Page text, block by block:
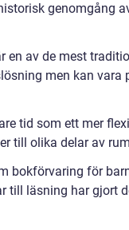
genomgång
av de mest
men kan
tid som ett mer
till olika delar av
bokförvaring för
till läsning har gjort